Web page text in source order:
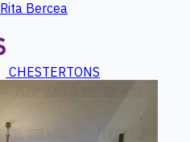
Rita Bercea
CHESTERTONS